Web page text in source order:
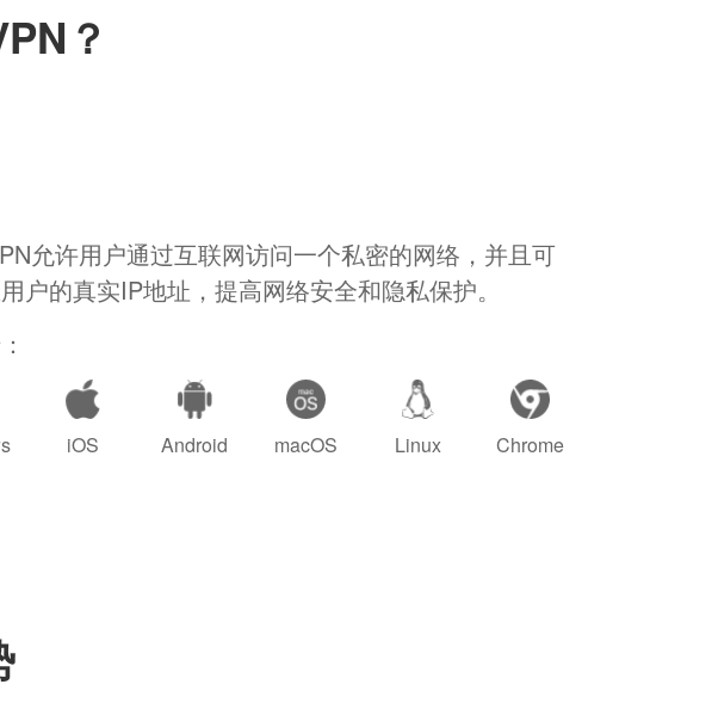
？
允许用户通过互联网访问一个私密的网络，并且可
户的真实IP地址，提高网络安全和隐私保护。
iOS Android macOS Linux Chrome